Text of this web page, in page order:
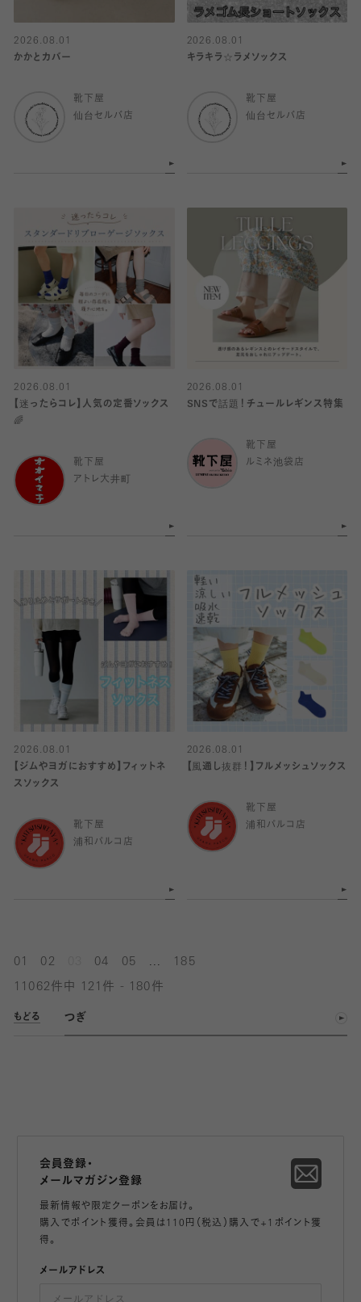
2026.08.01
かかとカバー
靴下屋
仙台セルバ店
2026.08.01
キラキラ☆ラメソックス
靴下屋
仙台セルバ店
2026.08.01
【迷ったらコレ】人気の定番ソックス
🌈
靴下屋
アトレ大井町
2026.08.01
SNSで話題！チュールレギンス特集
靴下屋
ルミネ池袋店
2026.08.01
【ジムやヨガにおすすめ】フィットネ
スソックス
靴下屋
浦和パルコ店
2026.08.01
【風通し抜群！】フルメッシュソックス
靴下屋
浦和パルコ店
01 02 04 05 185
11062件中 121件 - 180件
もどる つぎ
会員登録・
メールマガジン登録
最新情報や限定クーポンをお届け。
購入でポイント獲得。会員は110円（税込）購入で+1ポイント獲
得。
メールアドレス